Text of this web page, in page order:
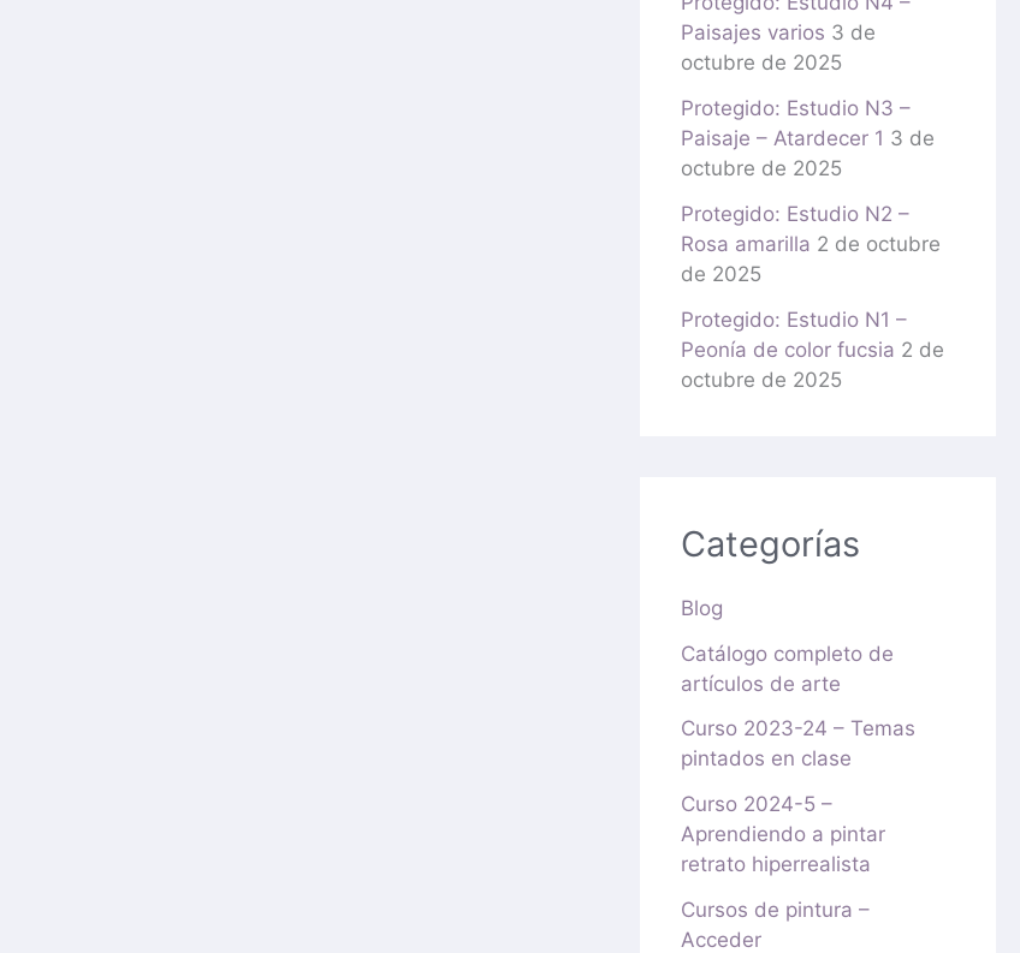
Paisajes varios 3 de
octubre de 2025
Protegido: Estudio N3 –
Paisaje – Atardecer 1 3 de
octubre de 2025
Protegido: Estudio N2 –
Rosa amarilla 2 de octubre
de 2025
Protegido: Estudio N1 –
Peonía de color fucsia 2 de
octubre de 2025
Categorías
Blog
Catálogo completo de
artículos de arte
Curso 2023-24 – Temas
pintados en clase
Curso 2024-5 –
Aprendiendo a pintar
retrato hiperrealista
Cursos de pintura –
Acceder